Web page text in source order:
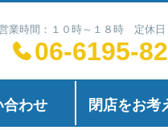
業時間：１０時～１８時 定休日
06-6195-
合わせ 閉店をお考